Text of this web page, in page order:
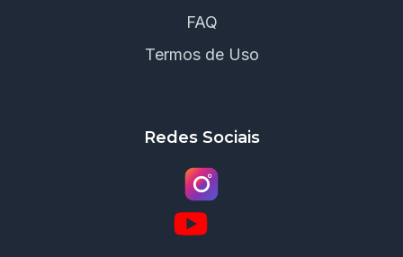
FAQ
Termos de Uso
Redes Sociais